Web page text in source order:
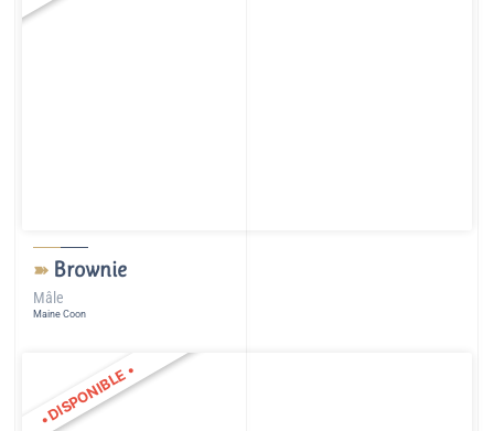
➽ Brownie
Mâle
Maine Coon
•DISPONIBLE•